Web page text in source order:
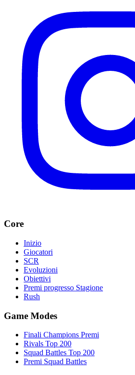
Core
Inizio
Giocatori
SCR
Evoluzioni
Obiettivi
Premi progresso Stagione
Rush
Game Modes
Finali Champions Premi
Rivals Top 200
Squad Battles Top 200
Premi Squad Battles